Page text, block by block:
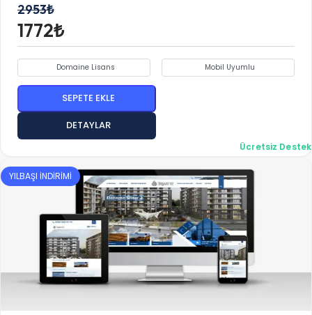
2953₺
1772₺
Ücretsiz Destek
Domaine Lisans Mobil Uyumlu
SEPETE EKLE
DETAYLAR
YILBAŞI İNDİRİMİ